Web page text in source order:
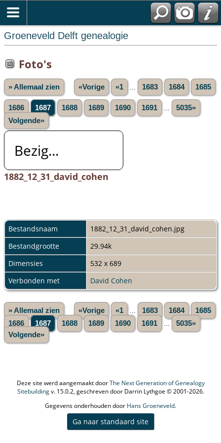
Groeneveld Delft genealogie
Foto's
» Allemaal zien «Vorige «1 1683 1684 1685
1686 1687 1688 1689 1690 1691
5035»
Volgende»
Bezig...
1882_12_31_david_cohen
Bestandsnaam
1882_12_31_david_cohen.jpg
Bestandgrootte
29.94k
Dimensies
532 x 689
Verbonden met
David Cohen
» Allemaal zien «Vorige «1 1683 1684
1685
1686
1687 1688 1689 1690 1691
5035»
Volgende»
Deze site werd aangemaakt doorThe Next Generation of Genealogy
Sitebuildingv. 15.0.2, geschreven door Darrin Lythgoe © 2001-2026.
Gegevens onderhouden door Hans Groeneveld.
Ga naar standaard site